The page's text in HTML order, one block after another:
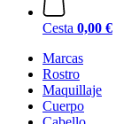
Cesta 0,00 €
Marcas
Rostro
Maquillaje
Cuerpo